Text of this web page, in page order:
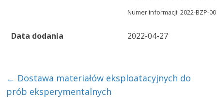
Numer informacji: 2022-BZP-
Data dodania 2022-04-27
← Dostawa materiałów eksploatacyjnych do
prób eksperymentalnych